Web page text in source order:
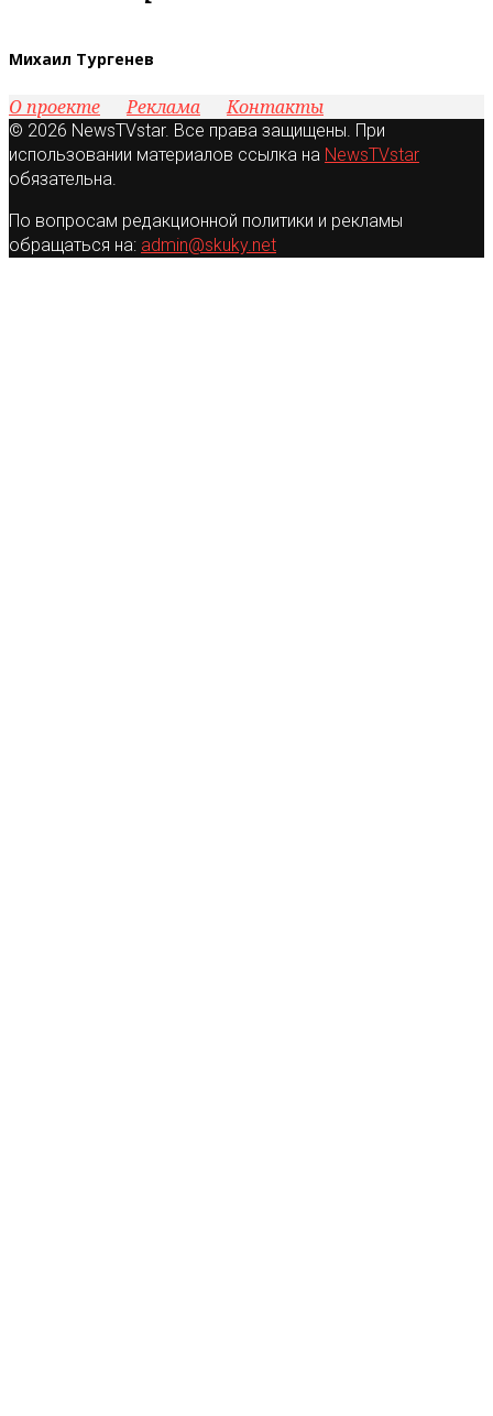
Михаил Тургенев
О проекте Реклама Контакты
© 2026 NewsTVstar. Все права защищены. При
использовании материалов ссылка на NewsTVstar
обязательна.
По вопросам редакционной политики и рекламы
обращаться на: admin@skuky.net